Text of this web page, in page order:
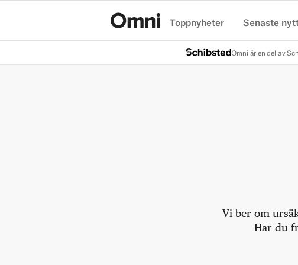
Toppnyheter Senaste
Omni är en del av
Vi ber om
Har du